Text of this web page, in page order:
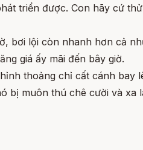
triển được. Con hãy cứ
bơi lội còn nhanh hơn cả
giá ấy mãi đến bây giờ.
thoảng chỉ cất cánh bay
bị muôn thú chê cười và xa